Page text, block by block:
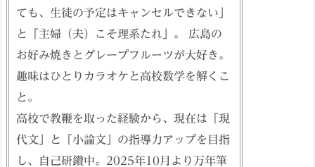
ても、生徒の予定はキャンセルできない」
と「主婦（夫）こそ理系たれ」。 広島の
お好み焼きとグレープフルーツが大好き。
趣味はひとりカラオケと高校数学を解くこ
と。
高校で教鞭を取った経験から、現在は「現
代文」と「小論文」の指導力アップを目指
し、自己研鑽中。2025年10月より万年筆